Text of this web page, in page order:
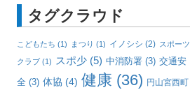
タグクラウド
こどもたち (1) まつり (1) イノシシ (2) スポーツ
クラブ(1) スポ少(5) 中消防署(3) 交通安
全(3) 体協 (4) 健康 (36) 円山宮西町